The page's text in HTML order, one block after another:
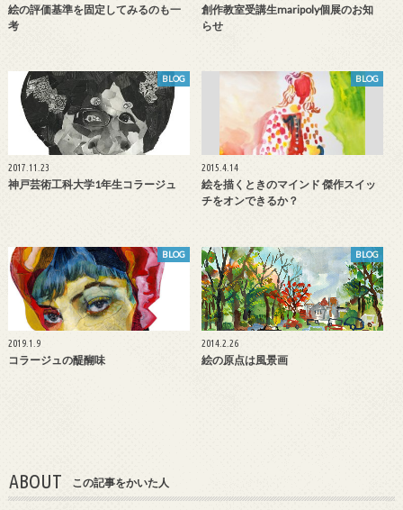
絵の評価基準を固定してみるのも一
考
創作教室受講生maripoly個展のお知
らせ
BLOG
2017.11.23
神戸芸術工科大学1年生コラージュ
BLOG
2015.4.14
絵を描くときのマインド 傑作スイッ
チをオンできるか？
BLOG
2019.1.9
コラージュの醍醐味
BLOG
2014.2.26
絵の原点は風景画
ABOUT この記事をかいた人